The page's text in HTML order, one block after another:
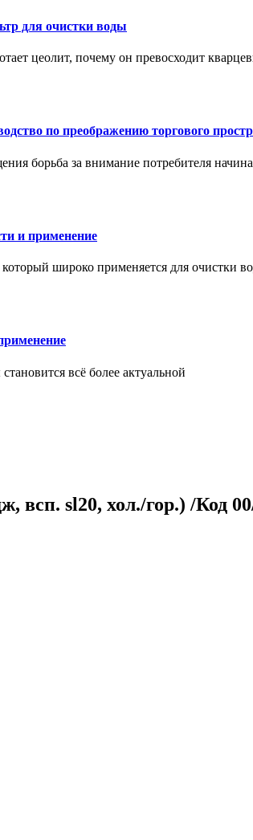
для очистки воды
цеолит, почему он превосходит
по преображению торгового
борьба за внимание потребителя
и применение
широко применяется для очистки
всё более актуальной
всп. sl20, хол./гор.) /Код